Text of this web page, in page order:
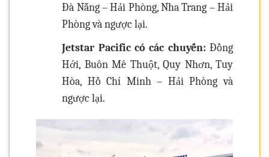
Đà Nẵng – Hải Phòng, Nha Trang – Hải
Phòng và ngược lại.
Jetstar Pacific có các chuyến: Đồng
Hới, Buôn Mê Thuột, Quy Nhơn, Tuy
Hòa, Hồ Chí Minh – Hải Phòng và
ngược lại.